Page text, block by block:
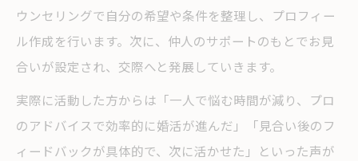
ウンセリングで自分の希望や条件を整理し、プロフィー
ル作成を行います。次に、仲人のサポートのもとでお見
合いが設定され、交際へと発展していきます。
実際に活動した方からは「一人で悩む時間が減り、プロ
のアドバイスで効率的に婚活が進んだ」「見合い後のフ
ィードバックが具体的で、次に活かせた」といった声が